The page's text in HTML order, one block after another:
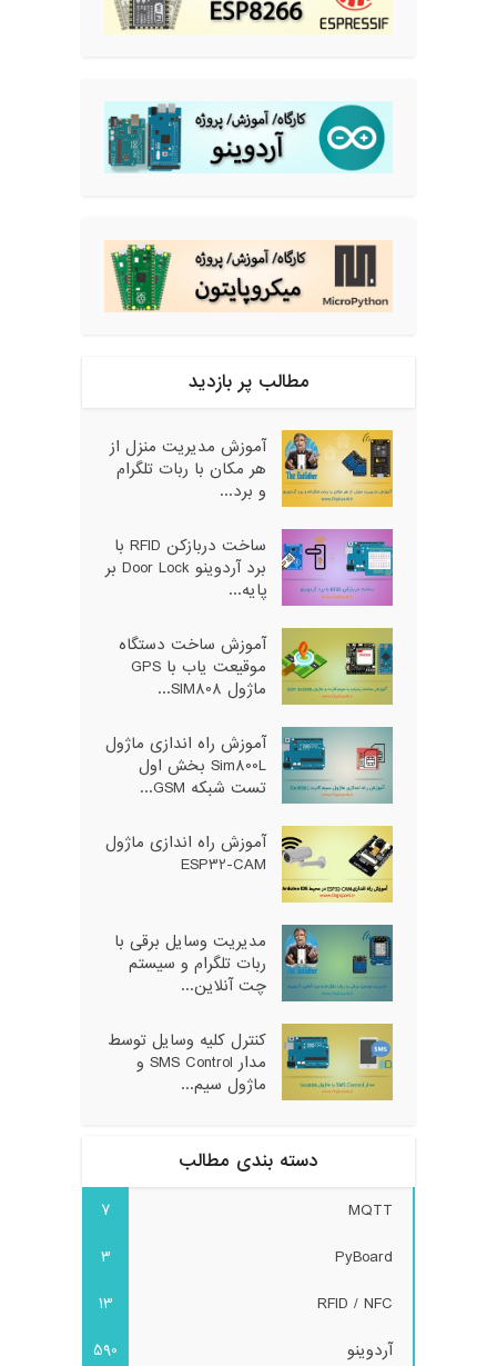
مطالب پر بازدید
آموزش مدیریت منزل از
هر مکان با ربات تلگرام
و برد...
ساخت دربازکن RFID با
برد آردوینو Door Lock بر
پایه...
آموزش ساخت دستگاه
موقیعت یاب با GPS
ماژول SIM808...
آموزش راه اندازی ماژول
Sim800L بخش اول
تست شبکه GSM...
آموزش راه اندازی ماژول
ESP32-CAM
مدیریت وسایل برقی با
ربات تلگرام و سیستم
چت آنلاین...
کنترل کلیه وسایل توسط
مدار SMS Control و
ماژول سیم...
دسته بندی مطالب
MQTT
7
PyBoard
3
RFID / NFC
13
آردوینو
590